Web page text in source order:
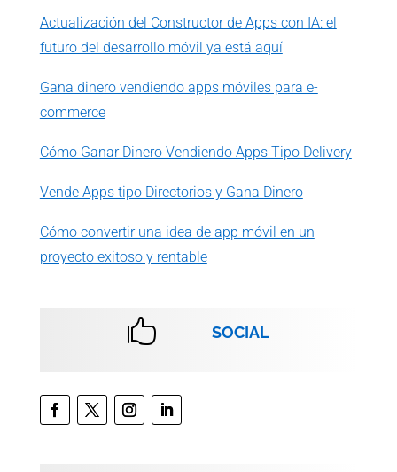
Actualización del Constructor de Apps con IA: el
futuro del desarrollo móvil ya está aquí
Gana dinero vendiendo apps móviles para e-
commerce
Cómo Ganar Dinero Vendiendo Apps Tipo Delivery
Vende Apps tipo Directorios y Gana Dinero
Cómo convertir una idea de app móvil en un
proyecto exitoso y rentable
 SOCIAL